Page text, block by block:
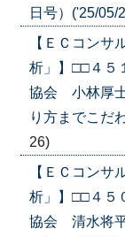
日号）('25/05/
【ＥＣコンサ
析」】□□４５
協会 小林厚
り方までこだ
26)
【ＥＣコンサ
析」】□□４５
協会 清水将